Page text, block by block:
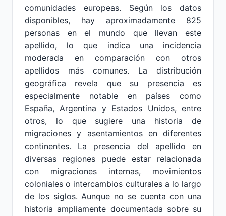
comunidades europeas. Según los datos
disponibles, hay aproximadamente 825
personas en el mundo que llevan este
apellido, lo que indica una incidencia
moderada en comparación con otros
apellidos más comunes. La distribución
geográfica revela que su presencia es
especialmente notable en países como
España, Argentina y Estados Unidos, entre
otros, lo que sugiere una historia de
migraciones y asentamientos en diferentes
continentes. La presencia del apellido en
diversas regiones puede estar relacionada
con migraciones internas, movimientos
coloniales o intercambios culturales a lo largo
de los siglos. Aunque no se cuenta con una
historia ampliamente documentada sobre su